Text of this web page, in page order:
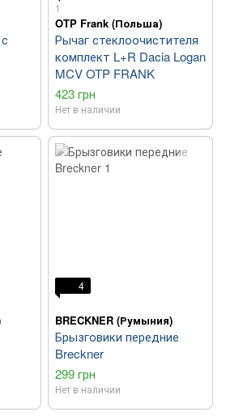
1
OTP Frank (Польша)
Рычаг стеклоочистителя
комплект L+R Dacia Logan
MCV OTP FRANK
423 грн
Нет в наличии
4
BRECKNER (Румыния)
Брызговики передние
Breckner
299 грн
Нет в наличии